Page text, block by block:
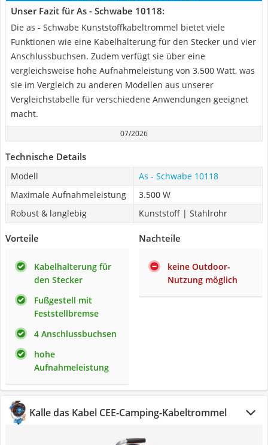
Unser Fazit für As - Schwabe 10118:
Die as - Schwabe Kunststoffkabeltrommel bietet viele
Funktionen wie eine Kabelhalterung für den Stecker und vier
Anschlussbuchsen. Zudem verfügt sie über eine
vergleichsweise hohe Aufnahmeleistung von 3.500 Watt, was
sie im Vergleich zu anderen Modellen aus unserer
Vergleichstabelle für verschiedene Anwendungen geeignet
macht.
07/2026
Technische Details
Modell
As - Schwabe 10118
Maximale Aufnahmeleistung
3.500 W
Robust & langlebig
Kunststoff | Stahlrohr
Vorteile
Kabelhalterung für
den Stecker
Fußgestell mit
Feststellbremse
4 Anschlussbuchsen
hohe
Aufnahmeleistung
Nachteile
keine Outdoor-
Nutzung möglich
Kalle das Kabel CEE-Camping-Kabeltrommel